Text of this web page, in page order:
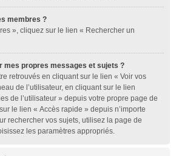
membres ?
», cliquez sur le lien « Rechercher un
mes propres messages et sujets ?
retrouvés en cliquant sur le lien « Voir vos
de l’utilisateur, en cliquant sur le lien
de l’utilisateur » depuis votre propre page de
le lien « Accès rapide » depuis n’importe
rechercher vos sujets, utilisez la page de
les paramètres appropriés.